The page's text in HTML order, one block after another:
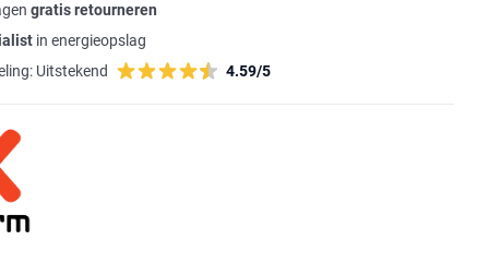
gratis retourneren
in energieopslag
Uitstekend 4.59/5